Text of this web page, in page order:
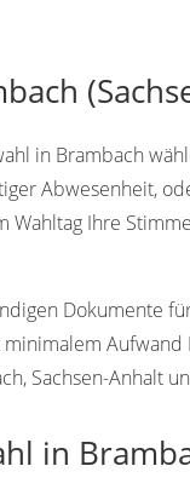
in Brambach
Abwesenheit,
Ihre
Dokumente
Sachsen-Anhalt
in